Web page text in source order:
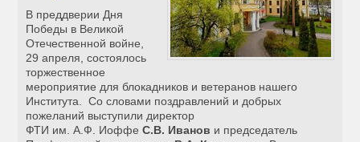
В преддверии Дня
Победы в Великой
Отечественной войне,
29 апреля, состоялось
торжественное
мероприятие для блокадников и ветеранов нашего
Института. Со словами поздравлений и добрых
пожеланий выступили директор
ФТИ им. А.Ф. ИоффеС.В. Иванов и председатель